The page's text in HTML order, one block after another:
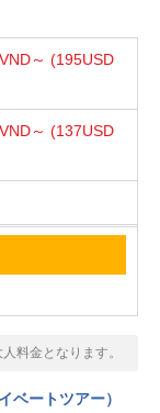
VND～ (195USD
VND～ (137USD
料金となります。
ートツアー）